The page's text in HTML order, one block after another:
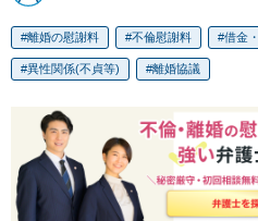
離婚の慰謝料 不倫慰謝料 借金
異性関係(不貞等) 離婚協議